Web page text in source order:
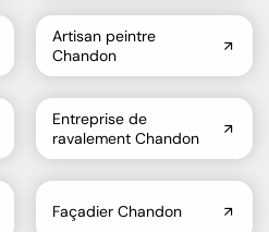
Artisan peintre
Chandon
Entreprise de
ravalement Chandon
Façadier Chandon